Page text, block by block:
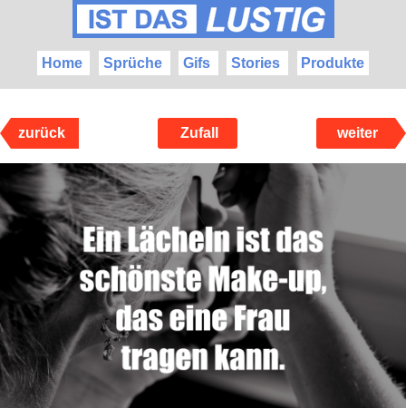
Home Sprüche Gifs Stories Produkte
zurück Zufall weiter